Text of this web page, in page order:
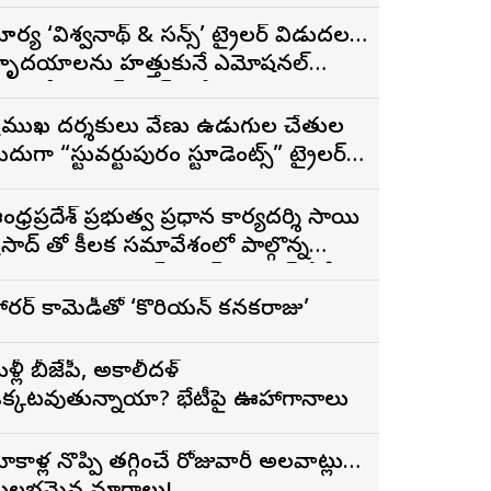
‘విశ్వనాథ్ & సన్స్’ ట్రైలర్ విడుదల…
హత్తుకునే ఎమోషనల్
దర్శకులు వేణు ఉడుగుల చేతుల
“స్టువర్టుపురం స్టూడెంట్స్” ట్రైలర్
ప్రభుత్వ ప్రధాన కార్యదర్శి సాయి
కీలక సమావేశంలో పాల్గొన్న
ఎండి విశ్వనాథన్, పలు శాఖల
కామెడీతో ‘కొరియన్ కనకరాజు’
బీజేపీ, అకాలీదళ్
భేటీపై ఊహాగానాలు
నొప్పి తగ్గించే రోజువారీ అలవాట్లు…